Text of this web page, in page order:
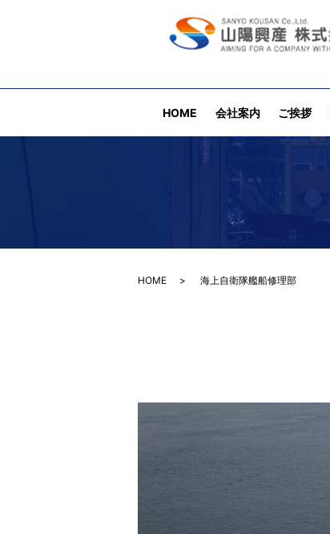
HOME 会社案内 ご挨拶
HOME 海上自衛隊艦船修理部